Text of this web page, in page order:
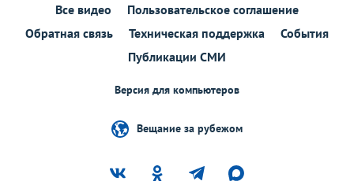
Все видео
Пользовательское соглашение
Обратная связь
Техническая поддержка
События
Публикации СМИ
Версия для компьютеров
Вещание за рубежом